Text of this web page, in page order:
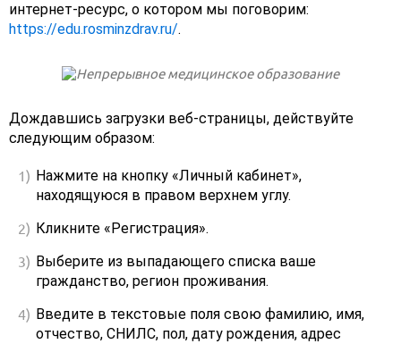
интернет-ресурс, о котором мы поговорим:
https://edu.rosminzdrav.ru/.
Дождавшись загрузки веб-страницы, действуйте
следующим образом:
Нажмите на кнопку «Личный кабинет»,
находящуюся в правом верхнем углу.
Кликните «Регистрация».
Выберите из выпадающего списка ваше
гражданство, регион проживания.
Введите в текстовые поля свою фамилию, имя,
отчество, СНИЛС, пол, дату рождения, адрес